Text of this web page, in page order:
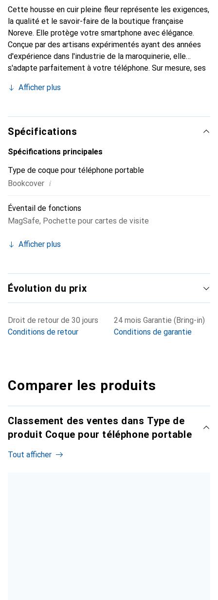
Cette housse en cuir pleine fleur représente les exigences,
la qualité et le savoir-faire de la boutique française
Noreve. Elle protège votre smartphone avec élégance.
Conçue par des artisans expérimentés ayant des années
d'expérience dans l'industrie de la maroquinerie, elle
s'adapte parfaitement à votre téléphone. Sur mesure, ses
peau. Elle devient l'accessoire chic et indispensable pour
produits de haute qualité, la marque Noreve est un choix
fiable pour une clientèle exigeante.
Afficher plus
Spécifications
Spécifications principales
Type de coque pour téléphone portable
Bookcover i
Éventail de fonctions
MagSafe, Pochette pour cartes de visite
Afficher plus
Évolution du prix
Droit de retour de 30 jours
Conditions de retour
24 mois Garantie (Bring-in)
Conditions de garantie
Comparer les produits
Classement des ventes dans Type de
produit Coque pour téléphone portable
Tout afficher